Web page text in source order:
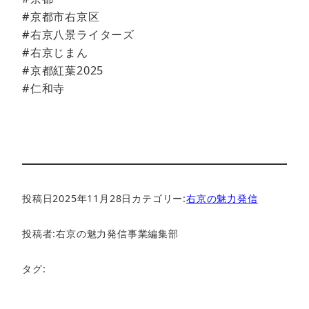
#京都市右京区
#右京八景ライターズ
#右京じまん
#京都紅葉2025
#仁和寺
投稿日2025年11月28日 カテゴリー:右京の魅力発信
投稿者:右京の魅力発信事業編集部
タグ: